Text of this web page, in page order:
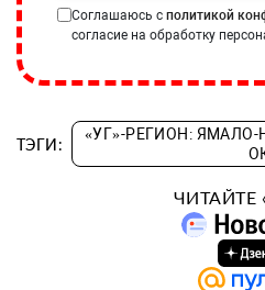
Соглашаюсь с политикой
согласие на обработку
ТЭГИ:
«УГ»-РЕГИОН:
ЧИТАЙТЕ